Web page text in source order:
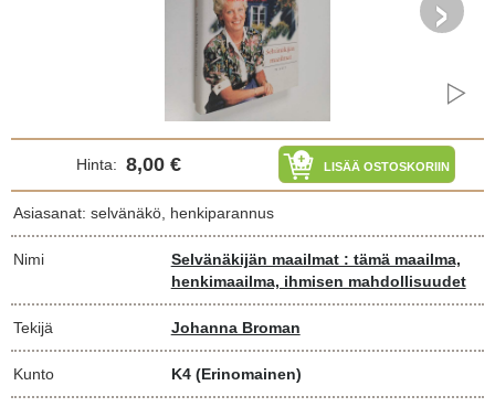
Hinta: 8,00 € LISÄÄ OSTOSKORIIN
Asiasanat: selvänäkö, henkiparannus
Nimi
Selvänäkijän maailmat : tämä maailma,
henkimaailma, ihmisen mahdollisuudet
Tekijä Johanna Broman
Kunto K4 (Erinomainen)